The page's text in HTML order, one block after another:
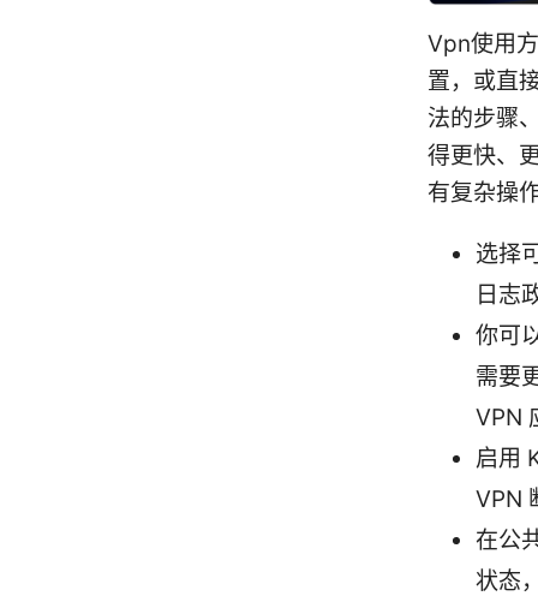
Vpn使用
置，或直
法的步骤
得更快、
有复杂操
选择
日志
你可
需要
VPN
启用
VPN
在公
状态